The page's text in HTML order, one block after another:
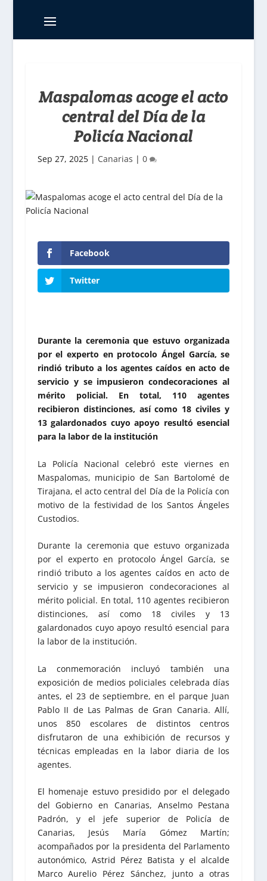
Maspalomas acoge el acto
central del Día de la
Policía Nacional
Sep 27, 2025| Canarias | 0
Facebook
Twitter
Durante la ceremonia que estuvo organizada
por el experto en protocolo Ángel García, se
rindió tributo a los agentes caídos en acto de
servicio y se impusieron condecoraciones al
mérito policial. En total, 110 agentes
recibieron distinciones, así como 18 civiles y
13 galardonados cuyo apoyo resultó esencial
para la labor de la institución
La Policía Nacional celebró este viernes en
Maspalomas, municipio de San Bartolomé de
Tirajana, el acto central del Día de la Policía con
motivo de la festividad de los Santos Ángeles
Custodios.
Durante la ceremonia que estuvo organizada
por el experto en protocolo Ángel García, se
rindió tributo a los agentes caídos en acto de
servicio y se impusieron condecoraciones al
mérito policial. En total, 110 agentes recibieron
distinciones, así como 18 civiles y 13
galardonados cuyo apoyo resultó esencial para
la labor de la institución.
La conmemoración incluyó también una
exposición de medios policiales celebrada días
antes, el 23 de septiembre, en el parque Juan
Pablo II de Las Palmas de Gran Canaria. Allí,
unos 850 escolares de distintos centros
disfrutaron de una exhibición de recursos y
técnicas empleadas en la labor diaria de los
agentes.
El homenaje estuvo presidido por el delegado
del Gobierno en Canarias, Anselmo Pestana
Padrón, y el jefe superior de Policía de
Canarias, Jesús María Gómez Martín;
acompañados por la presidenta del Parlamento
autonómico, Astrid Pérez Batista y el alcalde
Marco Aurelio Pérez Sánchez, junto a otras